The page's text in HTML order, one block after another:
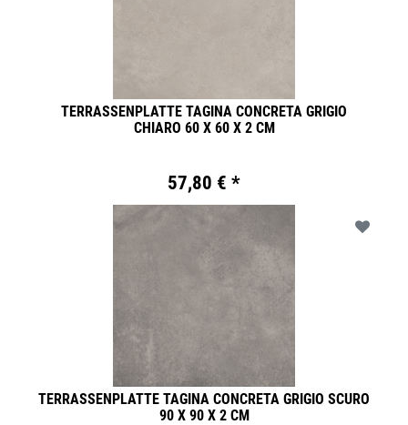
TERRASSENPLATTE TAGINA CONCRETA GRIGIO
CHIARO 60 X 60 X 2 CM
57,80 € *
TERRASSENPLATTE TAGINA CONCRETA GRIGIO SCURO
90 X 90 X 2 CM